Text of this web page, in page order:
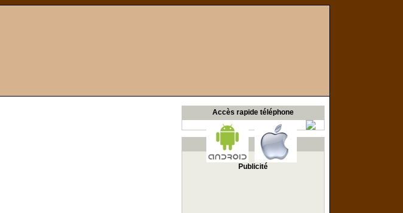
Accès rapide téléphone
Publicité